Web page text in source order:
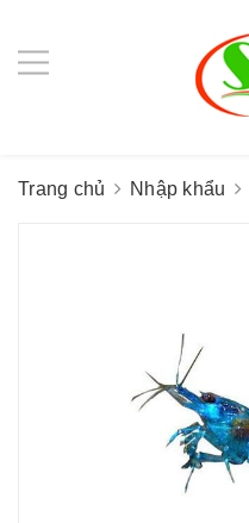
Trang chủ Nhập khẩu